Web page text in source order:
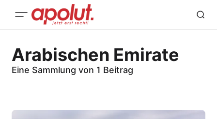
Arabischen Emirate
Eine Sammlung von 1 Beitrag